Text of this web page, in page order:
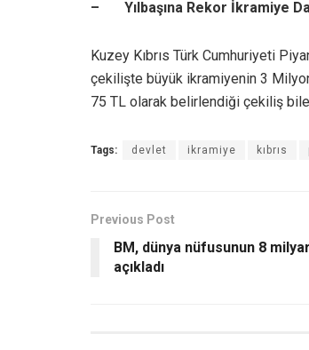
– Yılbaşına Rekor İkramiye
Kuzey Kıbrıs Türk Cumhuriyeti
çekilişte büyük ikramiyenin 3
75 TL olarak belirlendiği çekiliş
Tags: devlet ikramiye kıbrıs
Previous Post
BM, dünya nüfusunun 8
açıkladı